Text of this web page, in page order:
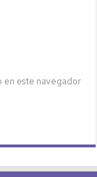
en este navegador